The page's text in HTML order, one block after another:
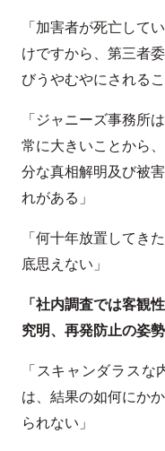
「加害者が死亡して
けですから、第三者
びうやむやにされるこ
「ジャニーズ事務所
常に大きいことから
分な真相解明及び被
れがある」
「何十年放置してき
底思えない」
「社内調査では客観
究明、再発防止の姿
「スキャンダラス
は、結果の如何にか
られない」